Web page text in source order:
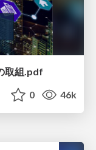
取組.pdf
0 46k